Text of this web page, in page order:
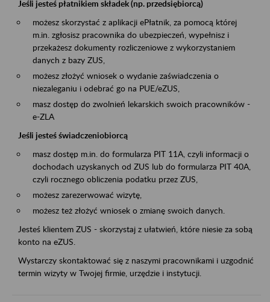
Jeśli jesteś płatnikiem składek (np. przedsiębiorcą)
możesz skorzystać z aplikacji ePłatnik, za pomocą której
m.in. zgłosisz pracownika do ubezpieczeń, wypełnisz i
przekażesz dokumenty rozliczeniowe z wykorzystaniem
danych z bazy ZUS,
możesz złożyć wniosek o wydanie zaświadczenia o
niezaleganiu i odebrać go na PUE/eZUS,
masz dostęp do zwolnień lekarskich swoich pracowników -
e-ZLA
Jeśli jesteś świadczeniobiorcą
masz dostęp m.in. do formularza PIT 11A, czyli informacji o
dochodach uzyskanych od ZUS lub do formularza PIT 40A,
czyli rocznego obliczenia podatku przez ZUS,
możesz zarezerwować wizytę,
możesz też złożyć wniosek o zmianę swoich danych.
Jesteś klientem ZUS - skorzystaj z ułatwień, które niesie za sobą
konto na eZUS.
Wystarczy skontaktować się z naszymi pracownikami i uzgodnić
termin wizyty w Twojej firmie, urzędzie i instytucji.